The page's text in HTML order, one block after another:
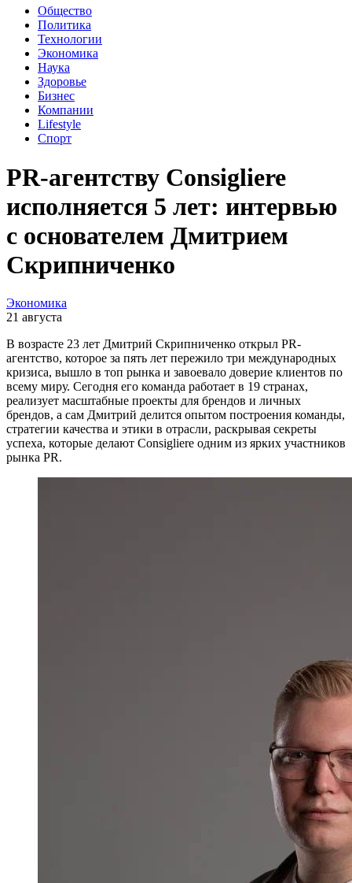
Общество
Политика
Технологии
Экономика
Наука
Здоровье
Бизнес
Компании
Lifestyle
Спорт
PR-агентству Consigliere
исполняется 5 лет: интервью
с основателем Дмитрием
Скрипниченко
Экономика
21 августа
В возрасте 23 лет Дмитрий Скрипниченко открыл PR-
агентство, которое за пять лет пережило три международных
кризиса, вышло в топ рынка и завоевало доверие клиентов по
всему миру. Сегодня его команда работает в 19 странах,
реализует масштабные проекты для брендов и личных
брендов, а сам Дмитрий делится опытом построения команды,
стратегии качества и этики в отрасли, раскрывая секреты
успеха, которые делают Consigliere одним из ярких участников
рынка PR.